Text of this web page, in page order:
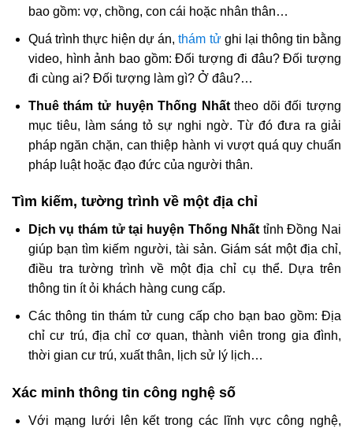
bao gồm: vợ, chồng, con cái hoặc nhân thân…
Quá trình thực hiện dự án,thám tửghi lại thông tin bằng
video, hình ảnh bao gồm: Đối tượng đi đâu? Đối tượng
đi cùng ai? Đối tượng làm gì? Ở đâu?…
Thuê thám tử huyện Thống Nhấttheo dõi đối tượng
mục tiêu, làm sáng tỏ sự nghi ngờ. Từ đó đưa ra giải
pháp ngăn chặn, can thiệp hành vi vượt quá quy chuẩn
pháp luật hoặc đạo đức của người thân.
Tìm kiếm, tường trình về một địa chỉ
Dịch vụ thám tử tại huyện Thống Nhấttỉnh Đồng Nai
giúp bạn tìm kiếm người, tài sản. Giám sát một địa chỉ,
điều tra tường trình về một địa chỉ cụ thể. Dựa trên
thông tin ít ỏi khách hàng cung cấp.
Các thông tin thám tử cung cấp cho bạn bao gồm: Địa
chỉ cư trú, địa chỉ cơ quan, thành viên trong gia đình,
thời gian cư trú, xuất thân, lịch sử lý lịch…
Xác minh thông tin công nghệ số
Với mạng lưới lên kết trong các lĩnh vực công nghệ,